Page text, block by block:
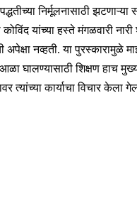
निर्मूलनासाठी
कोविंद यांच्या हस्ते मंगळवारी
अपेक्षा नव्हती. या पुरस्कारामुळे
आळा घालण्यासाठी शिक्षण हाच
त्यांच्या कार्याचा विचार